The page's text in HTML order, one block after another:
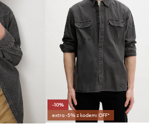
-10%
extra -5% z kodem: OFF*